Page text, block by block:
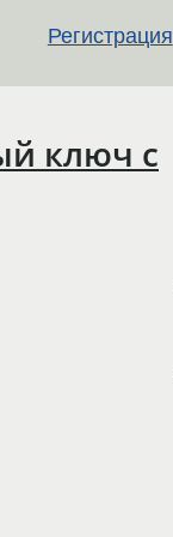
Регистрация
ключ с